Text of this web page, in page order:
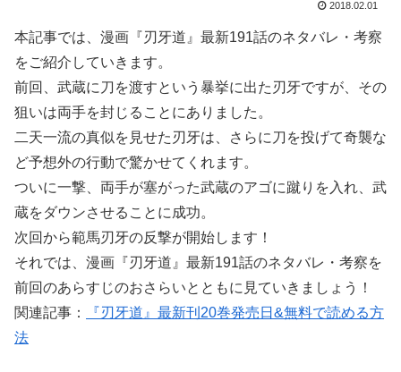
2018.02.01
本記事では、漫画『刃牙道』最新191話のネタバレ・考察
をご紹介していきます。
前回、武蔵に刀を渡すという暴挙に出た刃牙ですが、その
狙いは両手を封じることにありました。
二天一流の真似を見せた刃牙は、さらに刀を投げて奇襲な
ど予想外の行動で驚かせてくれます。
ついに一撃、両手が塞がった武蔵のアゴに蹴りを入れ、武
蔵をダウンさせることに成功。
次回から範馬刃牙の反撃が開始します！
それでは、漫画『刃牙道』最新191話のネタバレ・考察を
前回のあらすじのおさらいとともに見ていきましょう！
関連記事：
『刃牙道』最新刊20巻発売日&無料で読める方
法